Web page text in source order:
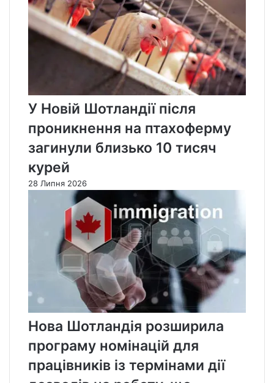
У Новій Шотландії після
проникнення на птахоферму
загинули близько 10 тисяч
курей
28 Липня 2026
Нова Шотландія розширила
програму номінацій для
працівників із термінами дії